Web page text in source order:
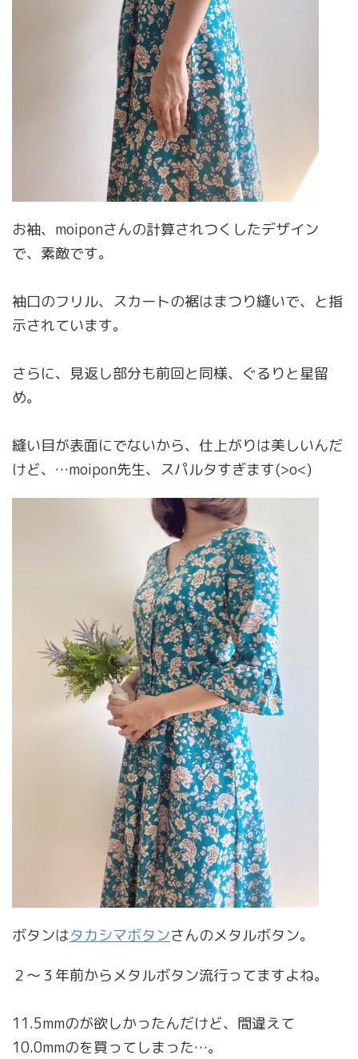
お袖、moiponさんの計算されつくしたデザイン
で、素敵です。
袖口のフリル、スカートの裾はまつり縫いで、と指
示されています。
さらに、見返し部分も前回と同様、ぐるりと星留
め。
縫い目が表面にでないから、仕上がりは美しいんだ
けど、…moipon先生、スパルタすぎます(>o<)
ボタンはタカシマボタンさんのメタルボタン。
２〜３年前からメタルボタン流行ってますよね。
11.5mmのが欲しかったんだけど、間違えて
10.0mmのを買ってしまった…。